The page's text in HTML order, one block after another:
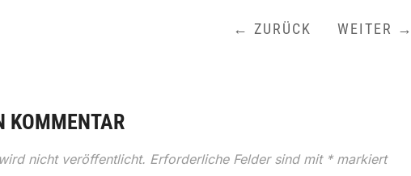
← ZURÜCK WEITER →
KOMMENTAR
nicht veröffentlicht. Erforderliche Felder sind mit *markiert